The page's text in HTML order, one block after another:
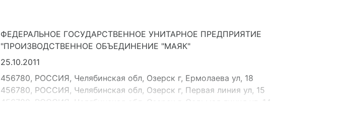
ФЕДЕРАЛЬНОЕ ГОСУДАРСТВЕННОЕ УНИТАРНОЕ ПРЕДПРИЯТИЕ
"ПРОИЗВОДСТВЕННОЕ ОБЪЕДИНЕНИЕ "МАЯК"
25.10.2011
456780, РОССИЯ, Челябинская обл, Озерск г, Ермолаева ул, 18
456780, РОССИЯ, Челябинская обл, Озерск г, Первая линия ул, 15
456780, РОССИЯ, Челябинская обл, Озерск г, Седьмая линия ул, 14